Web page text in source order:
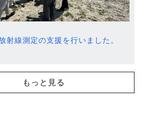
射線測定の支援を行いました。
もっと見る